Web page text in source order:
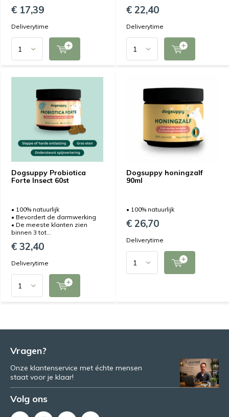
€ 17,39
Deliverytime
€ 22,40
Deliverytime
Dogsuppy Probiotica
Forte Insect 60st
• 100% natuurlijk
• Bevordert de darmwerking
• De meeste klanten zien
binnen 3 tot...
€ 32,40
Deliverytime
Dogsuppy honingzalf
90ml
• 100% natuurlijk
€ 26,70
Deliverytime
Vragen?
Onze klantenservice met échte mensen
staat voor je klaar!
Volg ons